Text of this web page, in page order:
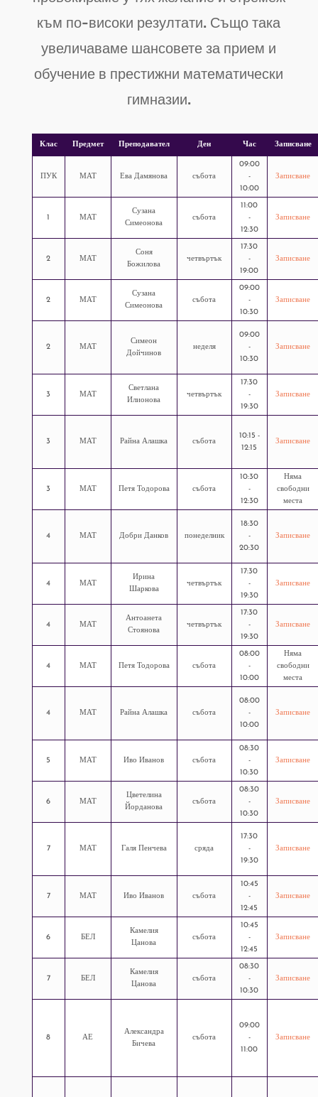
към по-високи резултати. Също така
увеличаваме шансовете за прием и
обучение в престижни математически
гимназии.
Клас Предмет Преподавател Ден Час Записване
ПУК МАТ Ева Дамянова събота
09:00
-
10:00
Записване
1 МАТ
Сузана
Симеонова
събота
11:00
-
12:30
Записване
2 МАТ
Соня
Божилова
четвъртък
17:30
-
19:00
Записване
2 МАТ
Сузана
Симеонова
събота
09:00
-
10:30
Записване
2 МАТ
Симеон
Дойчинов
неделя
09:00
-
10:30
Записване
3 МАТ
Светлана
Илионова
четвъртък
17:30
-
19:30
Записване
3 МАТ Райна Алашка събота
10:15 -
12:15
Записване
3 МАТ Петя Тодорова събота
10:30
-
12:30
Няма
свободни
места
4 МАТ Добри Данков понеделник
18:30
-
20:30
Записване
4 МАТ
Ирина
Шаркова
четвъртък
17:30
-
19:30
Записване
4 МАТ
Антоанета
Стоянова
четвъртък
17:30
-
19:30
Записване
4 МАТ Петя Тодорова събота
08:00
-
10:00
Няма
свободни
места
4 МАТ Райна Алашка събота
08:00
-
10:00
Записване
5 МАТ Иво Иванов събота
08:30
-
10:30
Записване
6 МАТ
Цветелина
Йорданова
събота
08:30
-
10:30
Записване
7 МАТ Галя Пенчева сряда
17:30
-
19:30
Записване
7 МАТ Иво Иванов събота
10:45
-
12:45
Записване
6 БЕЛ
Камелия
Цанова
събота
10:45
-
12:45
Записване
7 БЕЛ
Камелия
Цанова
събота
08:30
-
10:30
Записване
8 АЕ
Александра
Бичева
събота
09:00
-
11:00
Записване